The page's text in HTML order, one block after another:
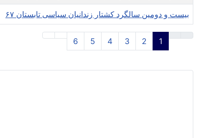
بيست و دومين سالگرد کشتار زندانيان سياسی تابستان ۶۷
1
2
3
4
5
6